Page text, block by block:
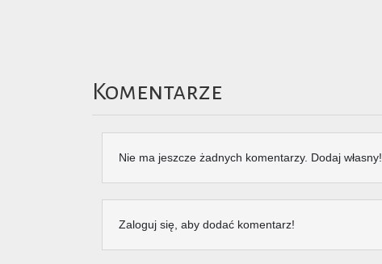
Komentarze
Nie ma jeszcze żadnych komentarzy. Dodaj własny!
Zaloguj się, aby dodać komentarz!